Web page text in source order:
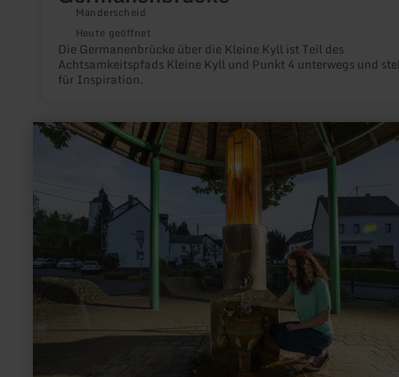
Manderscheid
Heute geöffnet
Die Germanenbrücke über die Kleine Kyll ist Teil des
Achtsamkeitspfads Kleine Kyll und Punkt 4 unterwegs und
für Inspiration.
mehr
erfahren